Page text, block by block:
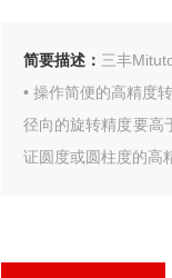
简要描述： 三丰
• 操作简便的高精度
径向的旋转精度要高
证圆度或圆柱度的高